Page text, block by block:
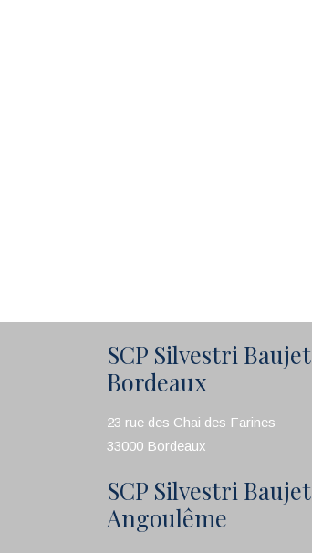
SCP Silvestri Baujet
Bordeaux
23 rue des Chai des Farines
33000 Bordeaux
SCP Silvestri Baujet
Angoulême